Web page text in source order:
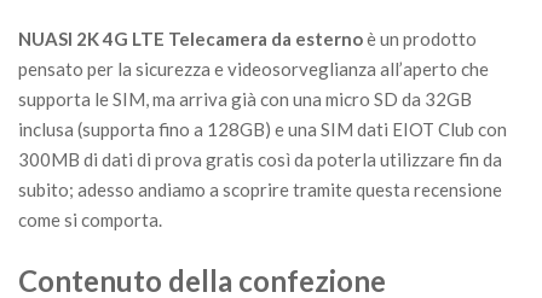
NUASI 2K 4G LTE Telecamera da esternoè un prodotto
pensato per la sicurezza e videosorveglianza all’aperto che
supporta le SIM, ma arriva già con una micro SD da 32GB
inclusa (supporta fino a 128GB) e una SIM dati EIOT Club con
300MB di dati di prova gratis così da poterla utilizzare fin da
subito; adesso andiamo a scoprire tramite questa recensione
come si comporta.
Contenuto della confezione